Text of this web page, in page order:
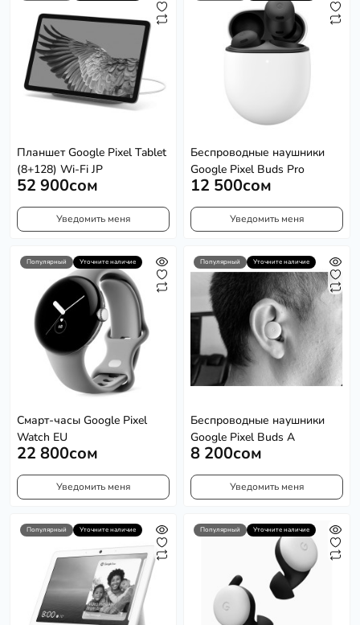
Планшет Google Pixel Tablet
(8+128) Wi-Fi JP
52 900сом
Уведомить меня
Беспроводные наушники
Google Pixel Buds Pro
12 500сом
Уведомить меня
Популярный Уточните наличие
Смарт-часы Google Pixel
Watch EU
22 800сом
Уведомить меня
Популярный Уточните наличие
Беспроводные наушники
Google Pixel Buds A
8 200сом
Уведомить меня
Популярный Уточните наличие Популярный Уточните наличие